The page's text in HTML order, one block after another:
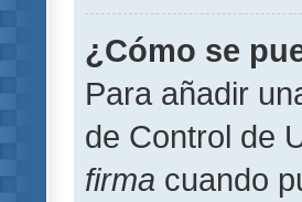
¿Cómo se
Para añadir
de Control de
firma cuando